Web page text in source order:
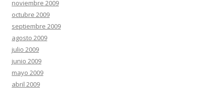
noviembre 2009
octubre 2009
septiembre 2009
agosto 2009
julio 2009
junio 2009
mayo 2009
abril 2009